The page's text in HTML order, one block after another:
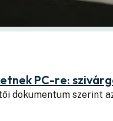
PC-re:
dokumentum szerint